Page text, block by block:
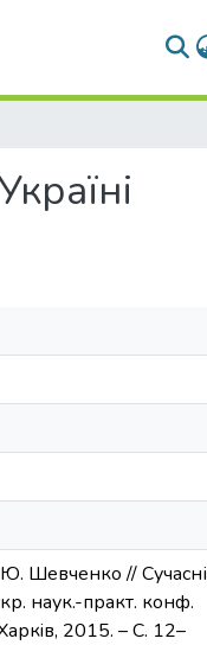
Ю. Шевченко // Сучасні
наук.-практ. конф.
2015. – С. 12–